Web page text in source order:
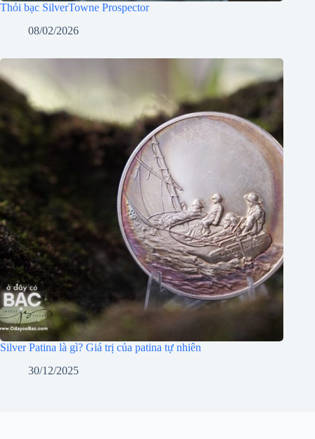
Thỏi bạc SilverTowne Prospector
08/02/2026
Silver Patina là gì? Giá trị của patina tự nhiên
30/12/2025